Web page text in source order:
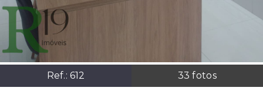
Ref.: 612 33 fotos